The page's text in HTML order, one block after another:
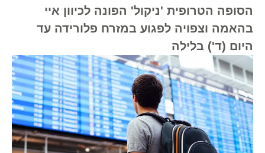
הסופה הטרופית 'ניקול' הפונה לכיוון איי
בהאמה וצפויה לפגוע במזרח פלורידה עד
היום (ד') בלילה